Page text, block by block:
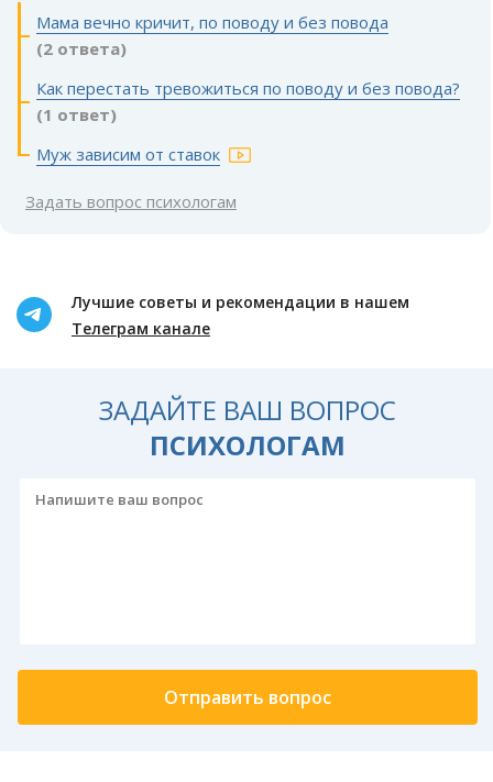
Мама вечно кричит, по поводу и без повода
(2 ответа)
Как перестать тревожиться по поводу и без повода?
(1 ответ)
Муж зависим от ставок
Задать вопрос психологам
Лучшие советы и рекомендации в нашем
Телеграм канале
ЗАДАЙТЕ ВАШ ВОПРОС
ПСИХОЛОГАМ